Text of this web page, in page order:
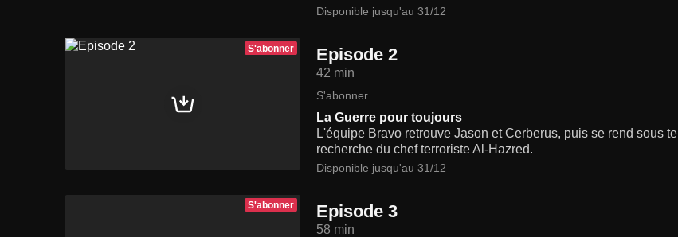
Disponible jusqu'au 31/12
S'abonner Episode 2
42 min
S'abonner
La Guerre pour toujours
L'équipe Bravo retrouve Jason et Cerberus, puis se rend sous
recherche du chef terroriste Al-Hazred.
Disponible jusqu'au 31/12
S'abonner Episode 3
58 min